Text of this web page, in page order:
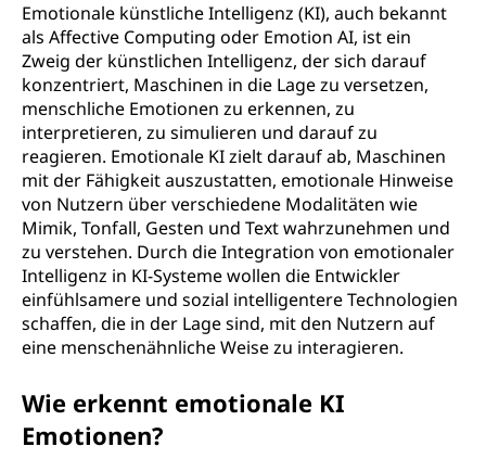
Emotionale künstliche Intelligenz (KI), auch bekannt
als Affective Computing oder Emotion AI, ist ein
Zweig der künstlichen Intelligenz, der sich darauf
konzentriert, Maschinen in die Lage zu versetzen,
menschliche Emotionen zu erkennen, zu
interpretieren, zu simulieren und darauf zu
reagieren. Emotionale KI zielt darauf ab, Maschinen
mit der Fähigkeit auszustatten, emotionale Hinweise
von Nutzern über verschiedene Modalitäten wie
Mimik, Tonfall, Gesten und Text wahrzunehmen und
zu verstehen. Durch die Integration von emotionaler
Intelligenz in KI-Systeme wollen die Entwickler
einfühlsamere und sozial intelligentere Technologien
schaffen, die in der Lage sind, mit den Nutzern auf
eine menschenähnliche Weise zu interagieren.
Wie erkennt emotionale KI
Emotionen?